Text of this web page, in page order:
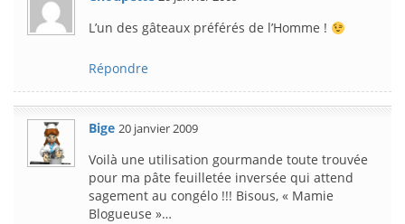
L’un des gâteaux préférés de l’Homme !
Répondre
Bige 20 janvier 2009
Voilà une utilisation gourmande toute trouvée
pour ma pâte feuilletée inversée qui attend
sagement au congélo !!! Bisous, « Mamie
Blogueuse »…